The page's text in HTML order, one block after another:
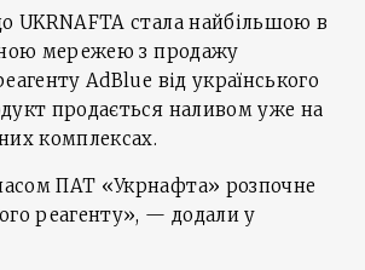
UKRNAFTA стала найбільшою в
мережею з продажу
AdBlue від українського
продається наливом уже на
комплексах.
ПАТ «Укрнафта» розпочне
реагенту», — додали у